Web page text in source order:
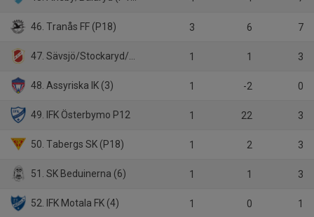
46. Tranås FF (P18) 3 6 7
47. Sävsjö/Stockaryd/Rörvik P18 1 1 3
48. Assyriska IK (3) 1 -2 0
49. IFK Österbymo P12 1 22 3
50. Tabergs SK (P18) 1 2 3
51. SK Beduinerna (6) 1 1 3
52. IFK Motala FK (4) 1 0 1